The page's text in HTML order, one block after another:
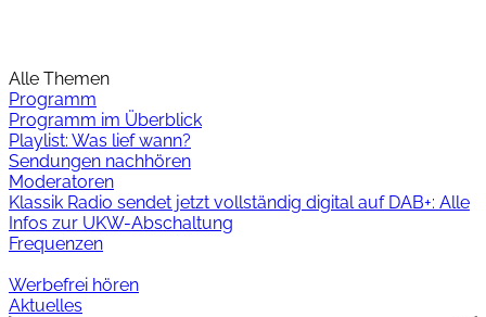
Alle Themen
Programm
Programm im Überblick
Playlist: Was lief wann?
Sendungen nachhören
Moderatoren
Klassik Radio sendet jetzt vollständig digital auf DAB+: Alle
Infos zur UKW-Abschaltung
Frequenzen
Werbefrei hören
Aktuelles